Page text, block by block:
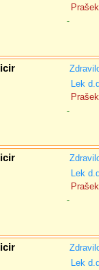
-
Lek
-
Lek
-
Lek